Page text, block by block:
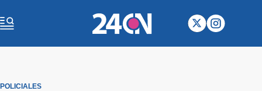
POLICIALES